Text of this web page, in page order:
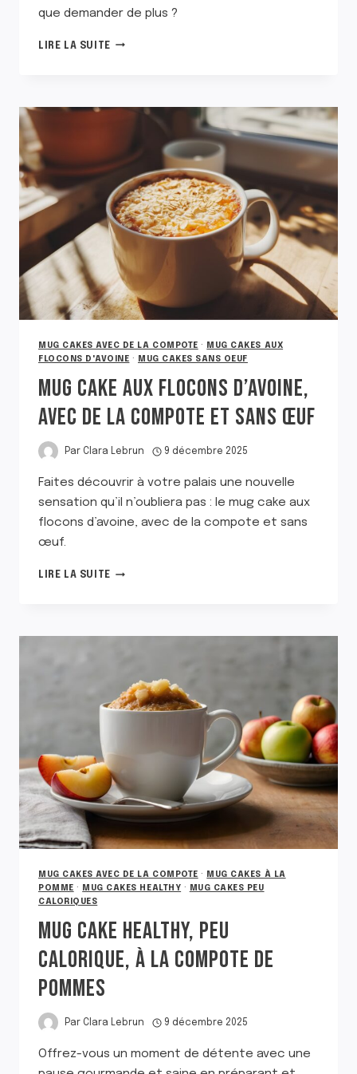
que demander de plus ?
LIRE LA SUITEMUG
D’AVOINE,
COMPOTE
ET
AU
FROMAGE
BLANC
MUG CAKES AVEC DE LA COMPOTE ·
MUG CAKES AUX
FLOCONS D'AVOINE · MUG CAKES SANS OEUF
MUG CAKE AUX FLOCONS D’AVOINE,
AVEC DE LA COMPOTE ET SANS ŒUF
Par Clara Lebrun 9 décembre 2025
Faites découvrir à votre palais une nouvelle
sensation qu’il n’oubliera pas : le mug cake aux
flocons d’avoine, avec de la compote et sans
œuf.
LIRE LA SUITEMUG
D’AVOINE,
COMPOTE
MUG CAKES AVEC DE LA COMPOTE ·
MUG CAKES À LA
POMME · MUG CAKES HEALTHY ·
MUG CAKES PEU
CALORIQUES
MUG CAKE HEALTHY, PEU
CALORIQUE, À LA COMPOTE DE
POMMES
Par Clara Lebrun 9 décembre 2025
Offrez-vous un moment de détente avec une